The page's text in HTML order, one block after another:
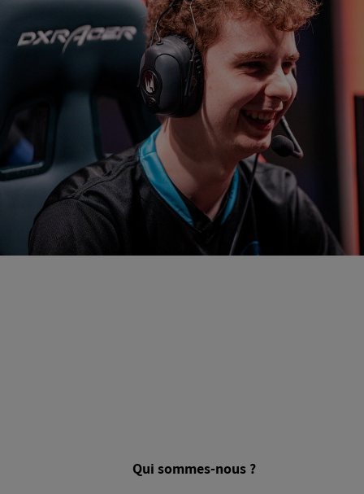
Qui sommes-nous ?